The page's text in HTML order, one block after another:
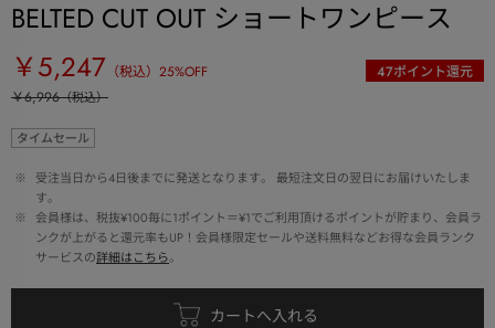
BELTED CUT OUT ショートワンピース
￥5,247 （税込） 25%OFF 47ポイント還元
￥6,996（税込）
タイムセール
※
受注当日から4日後までに発送となります。 最短注文日の翌日にお届けいたしま
す。
※
会員様は、税抜¥100毎に1ポイント＝¥1でご利用頂けるポイントが貯まり、会員ラ
ンクが上がると還元率もUP！会員様限定セールや送料無料などお得な会員ランク
サービスの詳細はこちら。